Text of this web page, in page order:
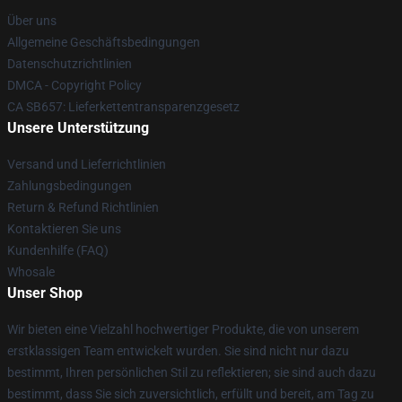
Über uns
Allgemeine Geschäftsbedingungen
Datenschutzrichtlinien
DMCA - Copyright Policy
CA SB657: Lieferkettentransparenzgesetz
Unsere Unterstützung
Versand und Lieferrichtlinien
Zahlungsbedingungen
Return & Refund Richtlinien
Kontaktieren Sie uns
Kundenhilfe (FAQ)
Whosale
Unser Shop
Wir bieten eine Vielzahl hochwertiger Produkte, die von unserem
erstklassigen Team entwickelt wurden. Sie sind nicht nur dazu
bestimmt, Ihren persönlichen Stil zu reflektieren; sie sind auch dazu
bestimmt, dass Sie sich zuversichtlich, erfüllt und bereit, am Tag zu